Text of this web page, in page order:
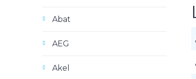
Abat
AEG
Akel